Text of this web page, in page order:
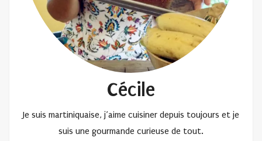
Cécile
Je suis martiniquaise, j’aime cuisiner depuis toujours et je
suis une gourmande curieuse de tout.